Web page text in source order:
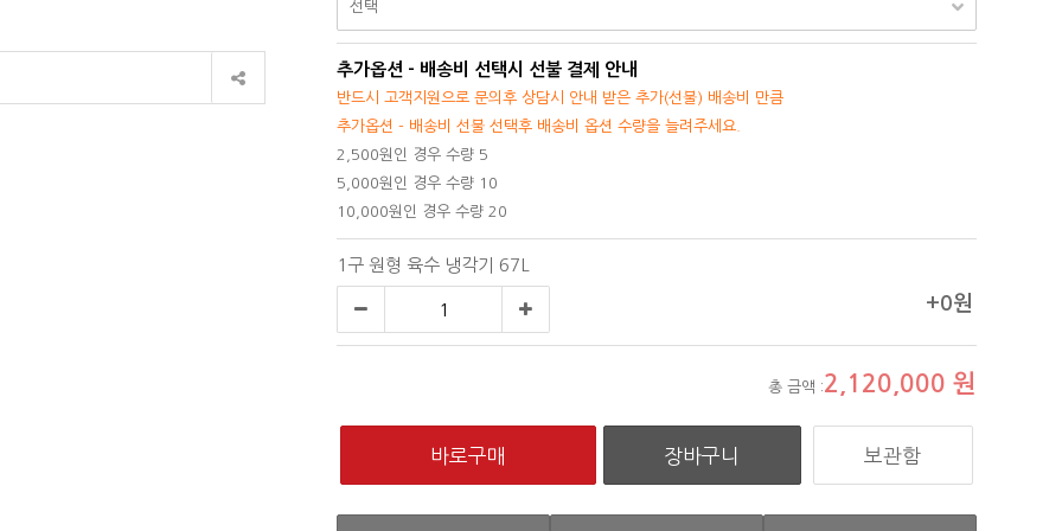
추가옵션 - 배송비 선택시 선불 결제 안내
반드시 고객지원으로 문의후 상담시 안내 받은 추가(선불) 배송비 만큼
추가옵션 - 배송비 선불 선택후 배송비 옵션 수량을 늘려주세요.
2,500원인 경우 수량 5
5,000원인 경우 수량 10
10,000원인 경우 수량 20
1구 원형 육수 냉각기 67L
+0원
총 금액 :2,120,000 원
보관함